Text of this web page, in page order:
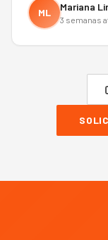
ML Mariana
3 semanas